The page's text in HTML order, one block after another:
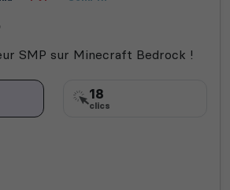
SMP sur Minecraft Bedrock !
18
clics